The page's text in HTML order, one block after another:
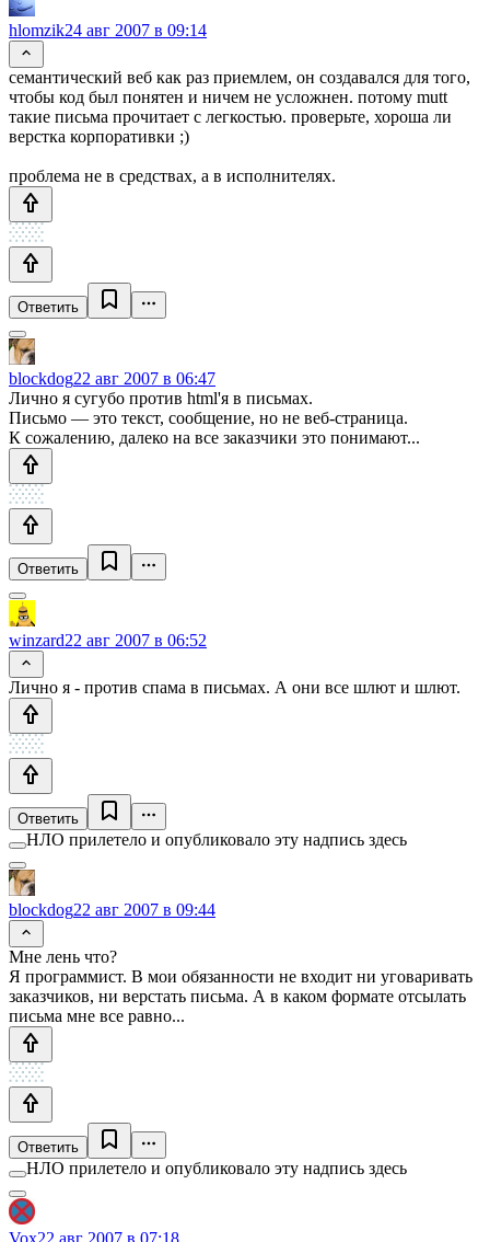
hlomzik24 авг 2007 в 09:14
семантический веб как раз приемлем, он создавался для того,
чтобы код был понятен и ничем не усложнен. потому mutt
такие письма прочитает с легкостью. проверьте, хороша ли
верстка корпоративки ;)
проблема не в средствах, а в исполнителях.
Ответить
blockdog22 авг 2007 в 06:47
Лично я сугубо против html'я в письмах.
Письмо — это текст, сообщение, но не веб-страница.
К сожалению, далеко на все заказчики это понимают...
Ответить
winzard22 авг 2007 в 06:52
Лично я - против спама в письмах. А они все шлют и шлют.
Ответить
НЛО прилетело и опубликовало эту надпись здесь
blockdog22 авг 2007 в 09:44
Мне лень что?
Я программист. В мои обязанности не входит ни уговаривать
заказчиков, ни верстать письма. А в каком формате отсылать
письма мне все равно...
Ответить
НЛО прилетело и опубликовало эту надпись здесь
Vox22 авг 2007 в 07:18